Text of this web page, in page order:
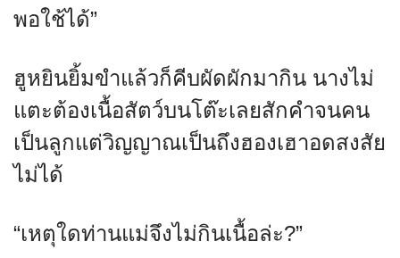
พอใช้ได้”
ฮูหยินยิ้มขำแล้วก็คีบผัดผักมากิน นางไม่
แตะต้องเนื้อสัตว์บนโต๊ะเลยสักคำจนคน
เป็นลูกแต่วิญญาณเป็นถึงฮองเฮาอดสงสัย
ไม่ได้
“เหตุใดท่านแม่จึงไม่กินเนื้อล่ะ?”